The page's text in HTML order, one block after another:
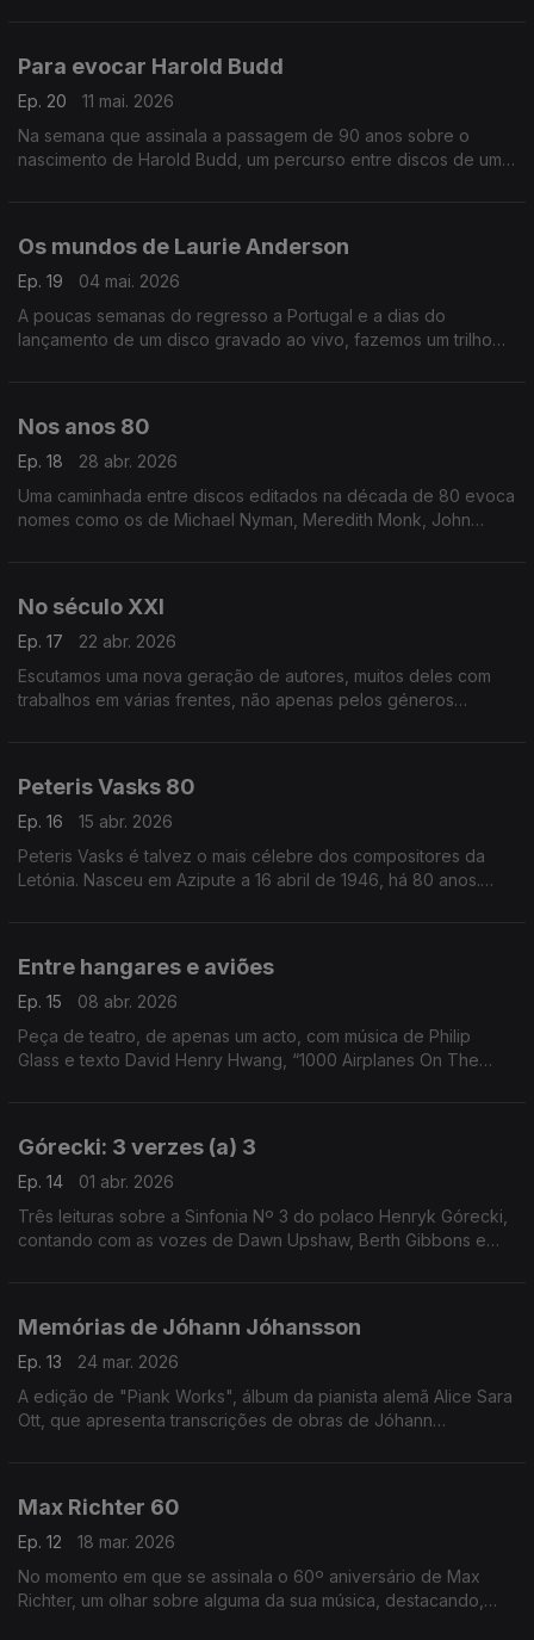
Para evocar Harold Budd
Ep. 20
11 mai. 2026
Na semana que assinala a passagem de 90 anos sobre o
nascimento de Harold Budd, um percurso entre discos de um
Os mundos de Laurie Anderson
Ep. 19
04 mai. 2026
A poucas semanas do regresso a Portugal e a dias do
lançamento de um disco gravado ao vivo, fazemos um trilho
Nos anos 80
Ep. 18
28 abr. 2026
Uma caminhada entre discos editados na década de 80 evoca
nomes como os de Michael Nyman, Meredith Monk, John
No século XXI
Ep. 17
22 abr. 2026
Escutamos uma nova geração de autores, muitos deles com
trabalhos em várias frentes, não apenas pelos géneros
Peteris Vasks 80
Ep. 16
15 abr. 2026
Peteris Vasks é talvez o mais célebre dos compositores da
Letónia. Nasceu em Azipute a 16 abril de 1946, há 80 anos.
Entre hangares e aviões
Ep. 15
08 abr. 2026
Peça de teatro, de apenas um acto, com música de Philip
Glass e texto David Henry Hwang, “1000 Airplanes On The
Górecki: 3 verzes (a) 3
Ep. 14
01 abr. 2026
Três leituras sobre a Sinfonia Nº 3 do polaco Henryk Górecki,
contando com as vozes de Dawn Upshaw, Berth Gibbons e
Memórias de Jóhann Jóhansson
Ep. 13
24 mar. 2026
A edição de "Piank Works", álbum da pianista alemã Alice Sara
Ott, que apresenta transcrições de obras de Jóhann
Max Richter 60
Ep. 12
18 mar. 2026
No momento em que se assinala o 60º aniversário de Max
Richter, um olhar sobre alguma da sua música, destacando,